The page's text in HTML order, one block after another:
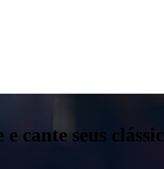
cante seus